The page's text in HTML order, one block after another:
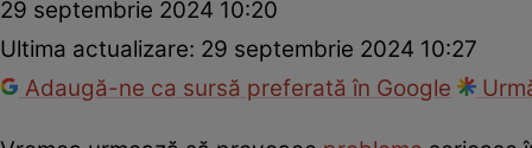
29 septembrie 2024 10:20
Ultima actualizare: 29 septembrie 2024 10:27
Adaugă-ne ca sursă preferată în Google